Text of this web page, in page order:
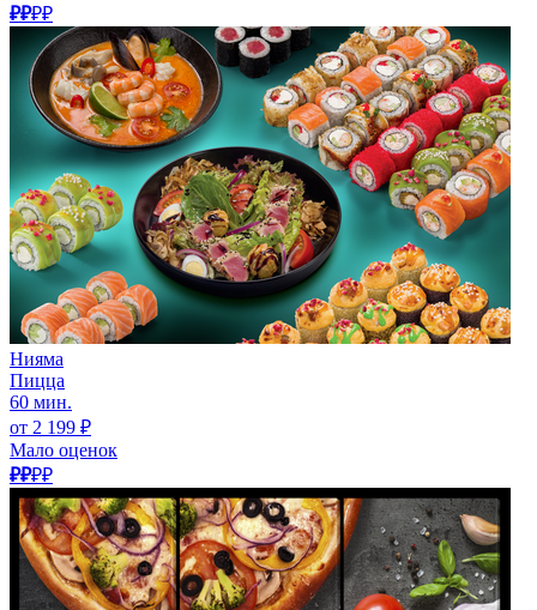
₽₽₽₽
Нияма
Пицца
60 мин.
от 2 199 ₽
Мало оценок
₽₽₽₽